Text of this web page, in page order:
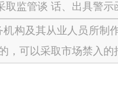
取监管谈 话、出具警示
及其从业人员所制
，可以采取市场禁入的